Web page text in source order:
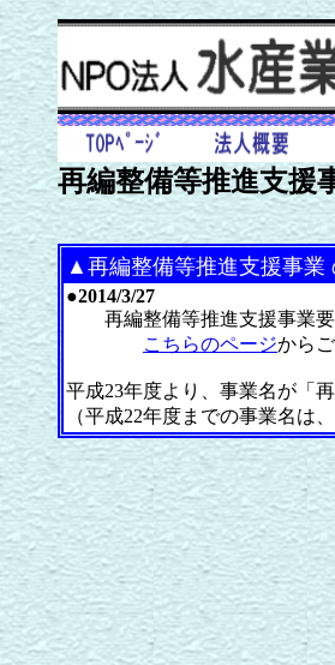
再編整備等推進支援
▲再編整備等推進支援事業
●2014/3/27
再編整備等推進支援事業要
こちらのページから
平成23年度より、事業名が「
（平成22年度までの事業名は